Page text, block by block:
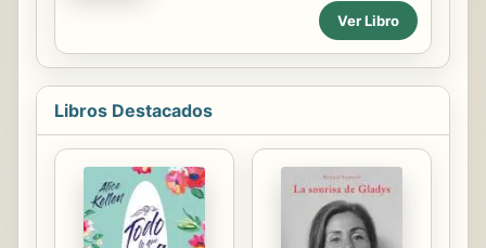
necesidad y es difícil que puedan
sobresalir si no hay alguien que les
entre amigos se pretende que uno
de los personajes se haga dueño de
sí mismo, crezca como ser humano y
valore los hechos mínimos de la vida
comprometen al ser humano a ser
mejor y a enfrentar el por qué, en un
momento de la relación, nos
preguntamos ¿por qué ya no amo a
mi pareja de la misma forma como
cuando iniciamos la relación? El libro
Ver Libro
Libros Destacados